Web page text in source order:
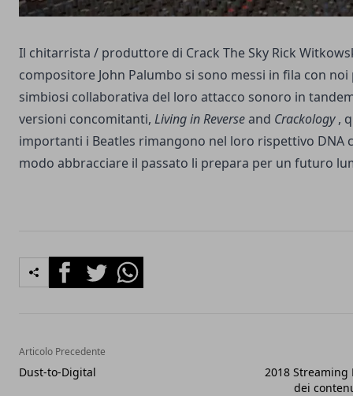
Il chitarrista / produttore di Crack The Sky Rick
compositore John Palumbo si sono messi in fila con
simbiosi collaborativa del loro attacco sonoro in
versioni concomitanti, Living in Reverseand Crackology,
importanti i Beatles rimangono nel loro rispettivo DNA
modo abbracciare il passato li prepara per un futuro
FacebookTwitterWhatsapp
Articolo Precedente
Dust-to-Digital
2018
dei